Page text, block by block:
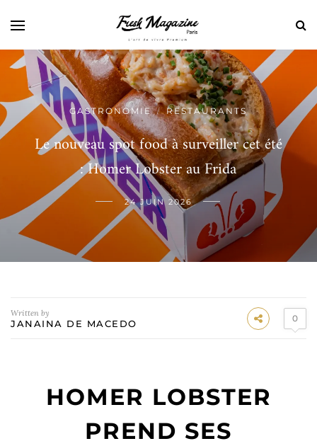
GASTRONOMIE / RESTAURANTS
Le nouveau spot food à surveiller cet été
: Homer Lobster au Frida
24 JUIN 2026
Written by
JANAINA DE MACEDO 0
HOMER LOBSTER
PREND SES